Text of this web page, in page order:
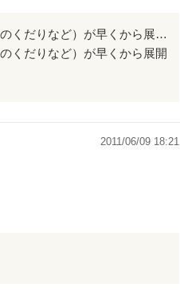
動き出しが早く、とてもインパクトのあるシーン（復讐やあだ名のくだりなど）が早くから展開されているのがまず印象的で――。 強烈な性格づけもまた特徴的で、ケータイ小説ならではの軽妙な文体ですうっと読み進められました。 着地のナレーション的な内容も、なんだかただごとじゃない雰囲気で、続きが気になりました^^
くだりなど）が早くから展開
で、続きが気になりました^^
2011/06/09 18:21